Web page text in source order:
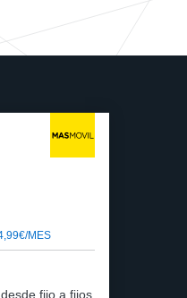
MES
fijo a fijos